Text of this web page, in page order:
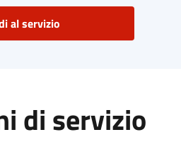
al servizio
di servizio